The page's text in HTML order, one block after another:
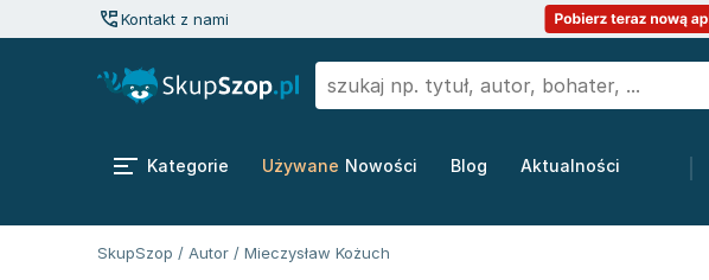
Kontakt z nami
Kategorie Używane Nowości Blog Aktualności
SkupSzop / Autor / Mieczysław Kożuch